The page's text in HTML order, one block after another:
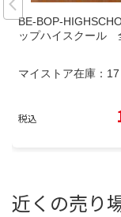
BE-BOP-
ップハイスクール
マイストア在庫： 17
税込
近くの売り